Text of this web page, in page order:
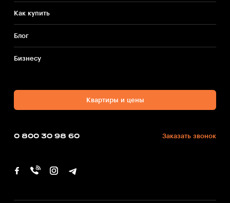
Как купить
Блог
Бизнесу
Квартиры и цены
0 800 30 98 60 Заказать звонок